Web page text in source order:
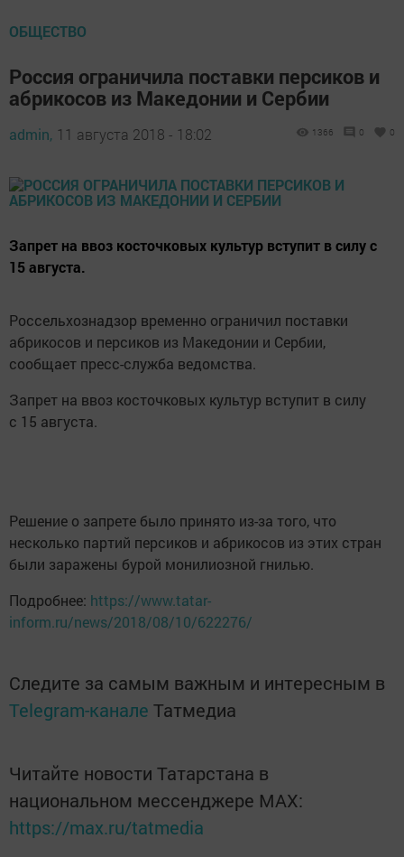
ОБЩЕСТВО
Россия ограничила поставки персиков и
абрикосов из Македонии и Сербии
admin, 11 августа 2018 - 18:02 1366 0 0
Запрет на ввоз косточковых культур вступит в силу с
15 августа.
Россельхознадзор временно ограничил поставки
абрикосов и персиков из Македонии и Сербии,
сообщает пресс-служба ведомства.
Запрет на ввоз косточковых культур вступит в силу
с 15 августа.
Решение о запрете было принято из-за того, что
несколько партий персиков и абрикосов из этих стран
были заражены бурой монилиозной гнилью.
Подробнее: https://www.tatar-
inform.ru/news/2018/08/10/622276/
Следите за самым важным и интересным в
Telegram-канале Татмедиа
Читайте новости Татарстана в
национальном мессенджере MАХ:
https://max.ru/tatmedia